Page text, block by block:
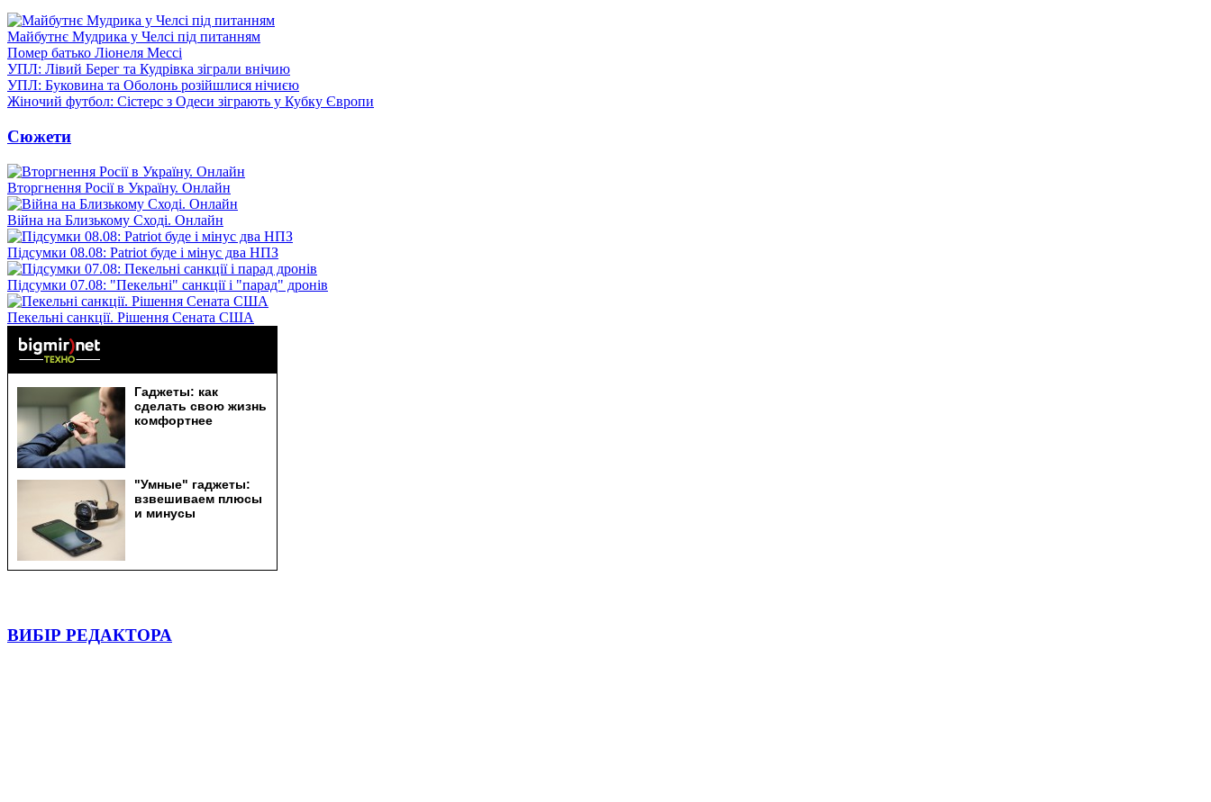
Майбутнє Мудрика у Челсі під питанням
Помер батько Ліонеля Мессі
УПЛ: Лівий Берег та Кудрівка зіграли внічию
УПЛ: Буковина та Оболонь розійшлися нічиєю
Жіночий футбол: Сістерс з Одеси зіграють у Кубку Європи
Сюжети
Вторгнення Росії в Україну. Онлайн
Війна на Близькому Сході. Онлайн
Підсумки 08.08: Patriot буде і мінус два НПЗ
Підсумки 07.08: "Пекельні" санкції і "парад" дронів
Пекельні санкції. Рішення Сената США
ВИБІР РЕДАКТОРА